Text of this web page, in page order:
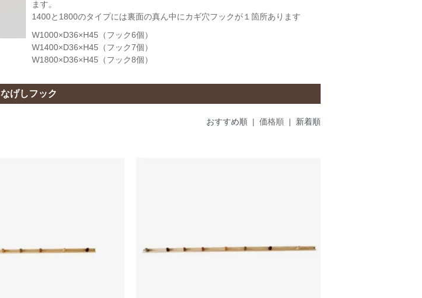
ます。
1400と1800のタイプには裏面の真ん中にカギ穴フックが１箇所あります
W1000×D36×H45（フック6個）
W1400×D36×H45（フック7個）
W1800×D36×H45（フック8個）
なげしフック
おすすめ順 | 価格順 | 新着順